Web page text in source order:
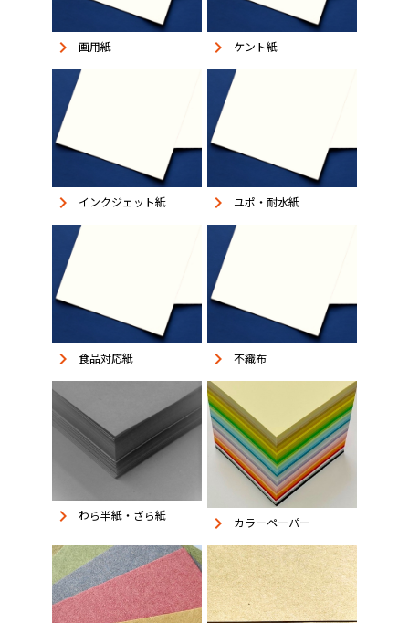
keyboard_arrow_right 画用紙 keyboard_arrow_right ケント紙
keyboard_arrow_right インクジェット紙 keyboard_arrow_right ユポ・耐水紙
keyboard_arrow_right 食品対応紙 keyboard_arrow_right 不織布
keyboard_arrow_right わら半紙・ざら紙 keyboard_arrow_right カラーペーパー